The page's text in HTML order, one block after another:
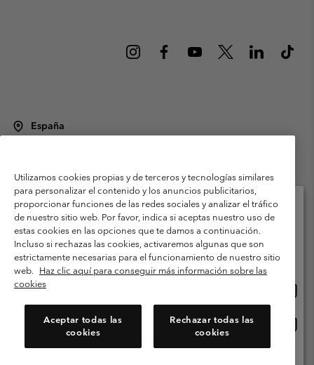
España
Condiciones de uso
Terminos de Venta
Garantía
Política de Privacidad
Términos y condiciones del programa de miembros
Términos De Uso Del Contenido Generado Por Los Usuarios
Impressum
Cookies Public CBCR
Utilizamos cookies propias y de terceros y tecnologías similares
para personalizar el contenido y los anuncios publicitarios,
proporcionar funciones de las redes sociales y analizar el tráfico
de nuestro sitio web. Por favor, indica si aceptas nuestro uso de
estas cookies en las opciones que te damos a continuación.
Incluso si rechazas las cookies, activaremos algunas que son
estrictamente necesarias para el funcionamiento de nuestro sitio
web. Haz clic aquí para conseguir más información sobre las
cookies
Aceptar todas las
cookies
Rechazar todas las
cookies
Selecciona tu país e idioma envío
Compras en línea disponibles
línea
España